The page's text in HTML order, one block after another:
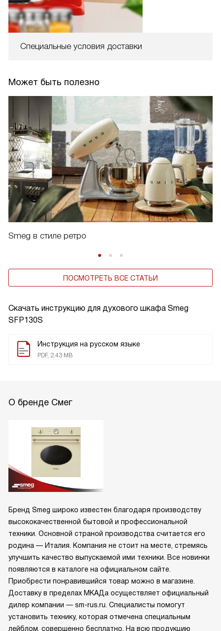
Скачать инструкцию для духового шкафа Smeg
SFP130S
Инструкция на русском языке
PDF, 2.43 MB
Специальные условия доставки
Может быть полезно
Smeg в стиле ретро
ПОСМОТРЕТЬ ВСЕ СТАТЬИ
О бренде Смег
Бренд Smeg широко известен благодаря производству
высококачественной бытовой и профессиональной
техники. Основной страной производства считается его
родина — Италия. Компания не стоит на месте, стремясь
улучшить качество выпускаемой ими техники. Все новинки
появляются в каталоге на официальном сайте.
Приобрести понравившийся товар можно в магазине.
Доставку в пределах МКАДа осуществляет официальный
дилер компании — sm-rus.ru. Специалисты помогут
установить технику, которая отмечена специальным
лейблом, совершенно бесплатно. На всю продукцию